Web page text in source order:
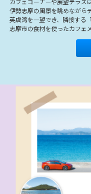
伊勢志摩の風景を眺めながら
英虞湾を一望でき、隣接する
志摩市の食材を使ったカフェ